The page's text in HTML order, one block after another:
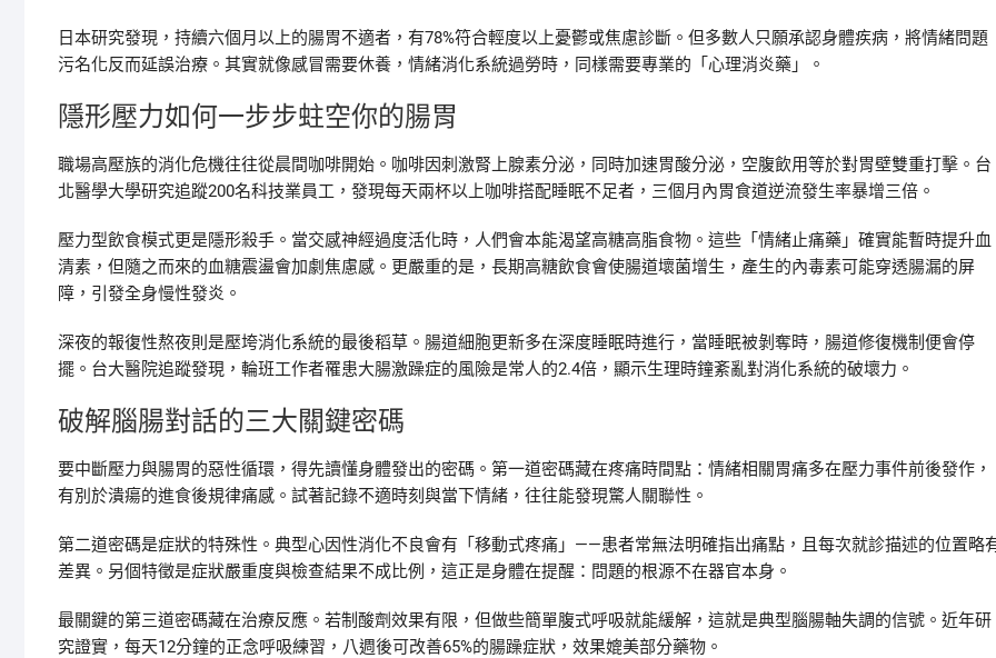
日本研究發現，持續六個月以上的腸胃不適者，有78%符合輕度以上憂鬱或焦慮診斷。但多數人只願承認身體疾病，將情緒問題
污名化反而延誤治療。其實就像感冒需要休養，情緒消化系統過勞時，同樣需要專業的「心理消炎藥」。
隱形壓力如何一步步蛀空你的腸胃
職場高壓族的消化危機往往從晨間咖啡開始。咖啡因刺激腎上腺素分泌，同時加速胃酸分泌，空腹飲用等於對胃壁雙重打擊。台
北醫學大學研究追蹤200名科技業員工，發現每天兩杯以上咖啡搭配睡眠不足者，三個月內胃食道逆流發生率暴增三倍。
壓力型飲食模式更是隱形殺手。當交感神經過度活化時，人們會本能渴望高糖高脂食物。這些「情緒止痛藥」確實能暫時提升血
清素，但隨之而來的血糖震盪會加劇焦慮感。更嚴重的是，長期高糖飲食會使腸道壞菌增生，產生的內毒素可能穿透腸漏的屏
障，引發全身慢性發炎。
深夜的報復性熬夜則是壓垮消化系統的最後稻草。腸道細胞更新多在深度睡眠時進行，當睡眠被剝奪時，腸道修復機制便會停
擺。台大醫院追蹤發現，輪班工作者罹患大腸激躁症的風險是常人的2.4倍，顯示生理時鐘紊亂對消化系統的破壞力。
破解腦腸對話的三大關鍵密碼
要中斷壓力與腸胃的惡性循環，得先讀懂身體發出的密碼。第一道密碼藏在疼痛時間點：情緒相關胃痛多在壓力事件前後發作，
有別於潰瘍的進食後規律痛感。試著記錄不適時刻與當下情緒，往往能發現驚人關聯性。
第二道密碼是症狀的特殊性。典型心因性消化不良會有「移動式疼痛」——患者常無法明確指出痛點，且每次就診描述的位置略
差異。另個特徵是症狀嚴重度與檢查結果不成比例，這正是身體在提醒：問題的根源不在器官本身。
最關鍵的第三道密碼藏在治療反應。若制酸劑效果有限，但做些簡單腹式呼吸就能緩解，這就是典型腦腸軸失調的信號。近年研
究證實，每天12分鐘的正念呼吸練習，八週後可改善65%的腸躁症狀，效果媲美部分藥物。